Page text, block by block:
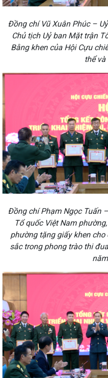
Đồng chí Vũ Xuân Phúc –
Chủ tịch Uỷ ban Mặt trận
Bằng khen của Hội Cựu
thể
Đồng chí Phạm Ngọc Tuấn
Tổ quốc Việt Nam
phường tặng giấy khen
sắc trong phong trào thi